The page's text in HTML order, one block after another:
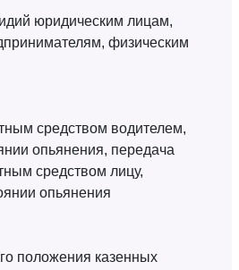
юридическим лицам,
физическим
средством водителем,
опьянения, передача
средством лицу,
опьянения
положения казенных